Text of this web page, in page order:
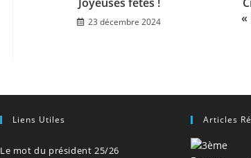
23 décembre 2024
«
Liens Utiles
Le mot du président 25/26
Articles